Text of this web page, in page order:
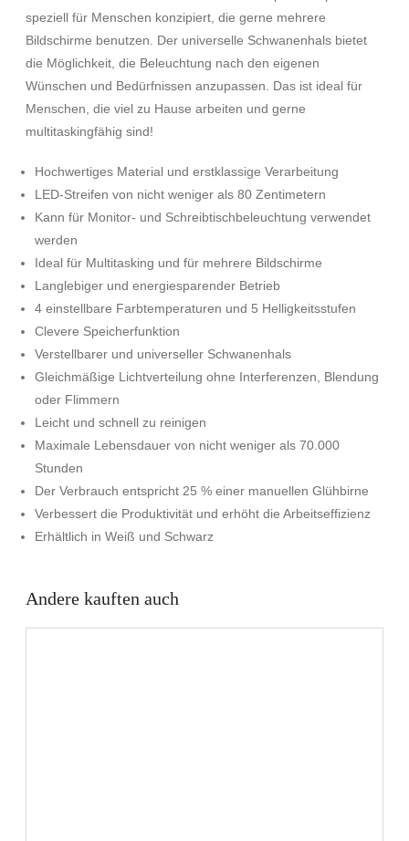
speziell für Menschen konzipiert, die gerne mehrere
Bildschirme benutzen. Der universelle Schwanenhals bietet
die Möglichkeit, die Beleuchtung nach den eigenen
Wünschen und Bedürfnissen anzupassen. Das ist ideal für
Menschen, die viel zu Hause arbeiten und gerne
multitaskingfähig sind!
Hochwertiges Material und erstklassige Verarbeitung
LED-Streifen von nicht weniger als 80 Zentimetern
Kann für Monitor- und Schreibtischbeleuchtung verwendet
werden
Ideal für Multitasking und für mehrere Bildschirme
Langlebiger und energiesparender Betrieb
4 einstellbare Farbtemperaturen und 5 Helligkeitsstufen
Clevere Speicherfunktion
Verstellbarer und universeller Schwanenhals
Gleichmäßige Lichtverteilung ohne Interferenzen, Blendung
oder Flimmern
Leicht und schnell zu reinigen
Maximale Lebensdauer von nicht weniger als 70.000
Stunden
Der Verbrauch entspricht 25 % einer manuellen Glühbirne
Verbessert die Produktivität und erhöht die Arbeitseffizienz
Erhältlich in Weiß und Schwarz
Andere kauften auch